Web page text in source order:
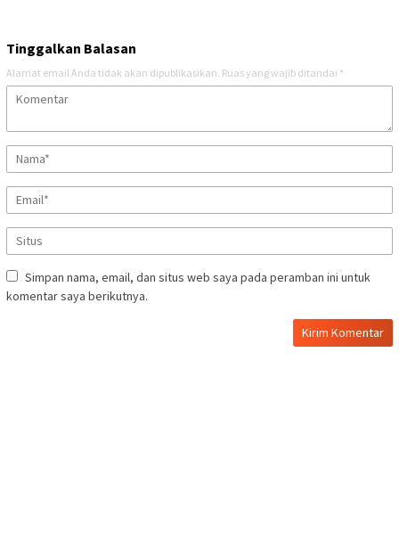
Tinggalkan Balasan
Alamat email Anda tidak akan dipublikasikan. Ruas yang wajib ditandai *
Simpan nama, email, dan situs web saya pada peramban ini untuk
komentar saya berikutnya.